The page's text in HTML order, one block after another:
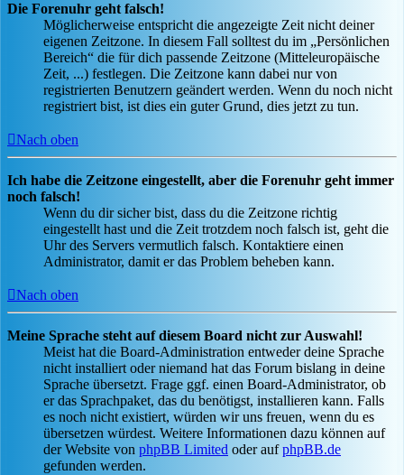
Die Forenuhr geht falsch!
Möglicherweise entspricht die angezeigte Zeit nicht deiner
eigenen Zeitzone. In diesem Fall solltest du im „Persönlichen
Bereich“ die für dich passende Zeitzone (Mitteleuropäische
Zeit, ...) festlegen. Die Zeitzone kann dabei nur von
registrierten Benutzern geändert werden. Wenn du noch nicht
registriert bist, ist dies ein guter Grund, dies jetzt zu tun.
Nach oben
Ich habe die Zeitzone eingestellt, aber die Forenuhr geht immer
noch falsch!
Wenn du dir sicher bist, dass du die Zeitzone richtig
eingestellt hast und die Zeit trotzdem noch falsch ist, geht die
Uhr des Servers vermutlich falsch. Kontaktiere einen
Administrator, damit er das Problem beheben kann.
Nach oben
Meine Sprache steht auf diesem Board nicht zur Auswahl!
Meist hat die Board-Administration entweder deine Sprache
nicht installiert oder niemand hat das Forum bislang in deine
Sprache übersetzt. Frage ggf. einen Board-Administrator, ob
er das Sprachpaket, das du benötigst, installieren kann. Falls
es noch nicht existiert, würden wir uns freuen, wenn du es
übersetzen würdest. Weitere Informationen dazu können auf
der Website von phpBB Limited oder aufphpBB.de
gefunden werden.